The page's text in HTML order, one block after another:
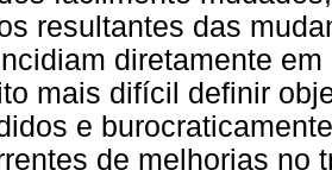
resultantes das
diretamente
mais difícil definir
e
de melhorias no